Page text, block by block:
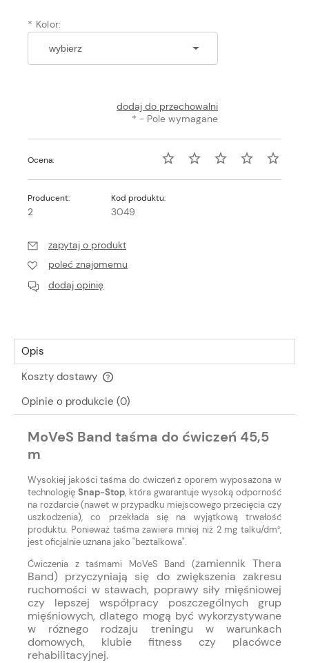
* Kolor:
dodaj do przechowalni
* - Pole wymagane
Ocena:
Producent:
2
Kod produktu:
3049
zapytaj o produkt
poleć znajomemu
dodaj opinię
Opis
Koszty dostawy
Cena nie zawiera ewentualnych kosztów płatności
Opinie o produkcie (0)
MoVeS Band taśma do ćwiczeń 45,5
m
Wysokiej jakości taśma do ćwiczeń z oporem wyposażona w
technologię Snap-Stop, która gwarantuje wysoką odporność
na rozdarcie (nawet w przypadku miejscowego przecięcia czy
uszkodzenia), co przekłada się na wyjątkową trwałość
produktu. Ponieważ taśma zawiera mniej niż 2 mg talku/dm²,
jest oficjalnie uznana jako "beztalkowa".
Ćwiczenia z taśmami MoVeS Band (zamiennik Thera
Band) przyczyniają się do zwiększenia zakresu
ruchomości w stawach, poprawy siły mięśniowej
czy lepszej współpracy poszczególnych grup
mięśniowych, dlatego mogą być wykorzystywane
w różnego rodzaju treningu w warunkach
domowych, klubie fitness czy placówce
rehabilitacyjnej.